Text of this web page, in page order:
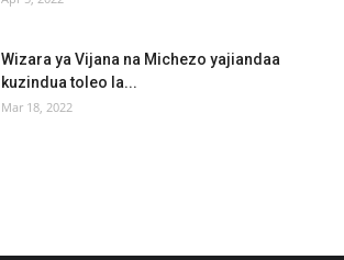
Wizara ya Vijana na Michezo yajiandaa
kuzindua toleo la...
Mar 18, 2022